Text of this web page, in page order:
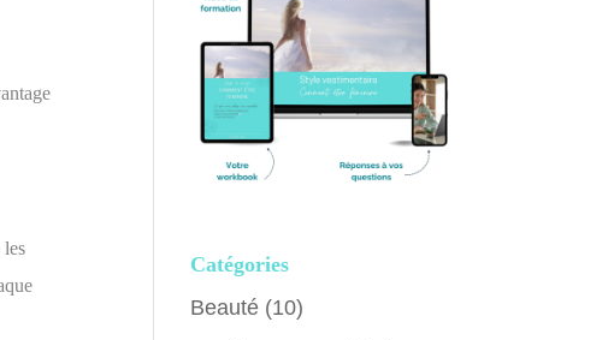
les
Catégories
Beauté (10)